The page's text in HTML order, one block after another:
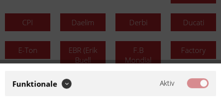
CPI Daelim Derbi Ducati
E-Ton
EBR (Erik
Buell
F.B
Mondial
Factory
Funktionale Aktiv